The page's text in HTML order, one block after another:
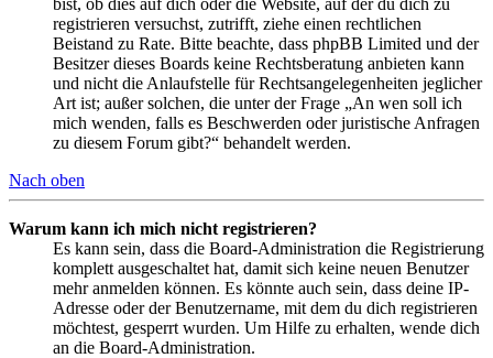
bist, ob dies auf dich oder die Website, auf der du dich zu
registrieren versuchst, zutrifft, ziehe einen rechtlichen
Beistand zu Rate. Bitte beachte, dass phpBB Limited und der
Besitzer dieses Boards keine Rechtsberatung anbieten kann
und nicht die Anlaufstelle für Rechtsangelegenheiten jeglicher
Art ist; außer solchen, die unter der Frage „An wen soll ich
mich wenden, falls es Beschwerden oder juristische Anfragen
zu diesem Forum gibt?“ behandelt werden.
Nach oben
Warum kann ich mich nicht registrieren?
Es kann sein, dass die Board-Administration die Registrierung
komplett ausgeschaltet hat, damit sich keine neuen Benutzer
mehr anmelden können. Es könnte auch sein, dass deine IP-
Adresse oder der Benutzername, mit dem du dich registrieren
möchtest, gesperrt wurden. Um Hilfe zu erhalten, wende dich
an die Board-Administration.